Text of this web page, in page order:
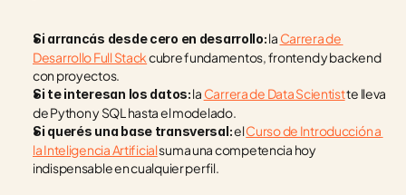
Si arrancás desde cero en desarrollo: la Carrera de
Desarrollo Full Stack cubre fundamentos, frontend y backend
con proyectos.
Si te interesan los datos: la Carrera de Data Scientist te lleva
de Python y SQL hasta el modelado.
Si querés una base transversal: el Curso de Introducción a
la Inteligencia Artificial suma una competencia hoy
indispensable en cualquier perfil.